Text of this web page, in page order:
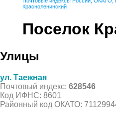
Красноленинский
Поселок
Улицы
ул. Таежная
Почтовый индекс: 628546
Код ИФНС: 8601
Районный код ОКАТО: